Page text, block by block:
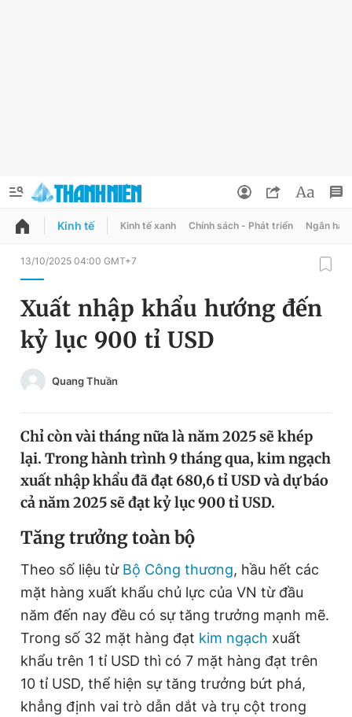
QUẢNG CÁO
Chuyên mục
Chuyên mục khác
Tin thị trường Tin 360
Video Magazine
Sản phẩm khác
Tiện ích Bạn cần biết
Thông tin tòa soạn Liên hệ quảng cáo
Đổi mật khẩu
Tin đã lưu
Tin đã xem
Đăng xuất
Kinh tế Kinh tế xanh Chính sách - Phát triển Ngân
13/10/2025 04:00 GMT+7
Xuất nhập khẩu hướng đến
kỷ lục 900 tỉ USD
Quang Thuần
Chỉ còn vài tháng nữa là năm 2025 sẽ khép
lại. Trong hành trình 9 tháng qua, kim ngạch
xuất nhập khẩu đã đạt 680,6 tỉ USD và dự báo
cả năm 2025 sẽ đạt kỷ lục 900 tỉ USD.
Tăng trưởng toàn bộ
Theo số liệu từ Bộ Công thương, hầu hết các
mặt hàng xuất khẩu chủ lực của VN từ đầu
năm đến nay đều có sự tăng trưởng mạnh mẽ.
Trong số 32 mặt hàng đạt kim ngạch xuất
khẩu trên 1 tỉ USD thì có 7 mặt hàng đạt trên
10 tỉ USD, thể hiện sự tăng trưởng bứt phá,
khẳng định vai trò dẫn dắt và trụ cột trong